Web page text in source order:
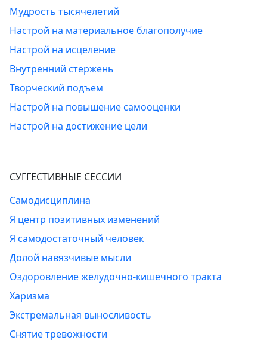
Мудрость тысячелетий
Настрой на материальное благополучие
Настрой на исцеление
Внутренний стержень
Творческий подъем
Настрой на повышение самооценки
Настрой на достижение цели
СУГГЕСТИВНЫЕ СЕССИИ
Самодисциплина
Я центр позитивных изменений
Я самодостаточный человек
Долой навязчивые мысли
Оздоровление желудочно-кишечного тракта
Харизма
Экстремальная выносливость
Снятие тревожности